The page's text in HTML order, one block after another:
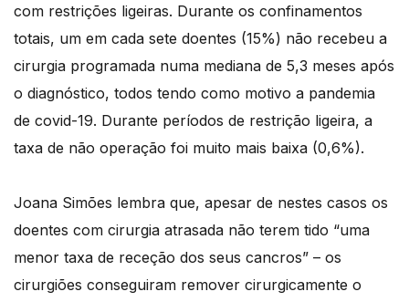
com restrições ligeiras. Durante os confinamentos
totais, um em cada sete doentes (15%) não recebeu a
cirurgia programada numa mediana de 5,3 meses após
o diagnóstico, todos tendo como motivo a pandemia
de covid-19. Durante períodos de restrição ligeira, a
taxa de não operação foi muito mais baixa (0,6%).
Joana Simões lembra que, apesar de nestes casos os
doentes com cirurgia atrasada não terem tido “uma
menor taxa de receção dos seus cancros” – os
cirurgiões conseguiram remover cirurgicamente o